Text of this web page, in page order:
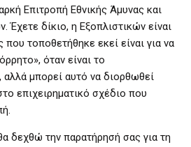
Επιτροπή Εθνικής Άμυνας και
δίκιο, η Εξοπλιστικών είναι
τοποθετήθηκε εκεί είναι για να
όταν είναι το
αλλά μπορεί αυτό να διορθωθεί
επιχειρηματικό σχέδιο που
δεχθώ την παρατήρησή σας για τη